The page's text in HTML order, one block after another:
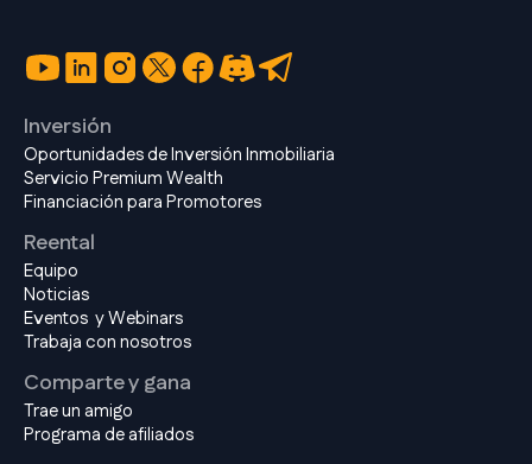
Inversión
Oportunidades de Inversión Inmobiliaria
Servicio Premium Wealth
Financiación para Promotores
Reental
Equipo
Noticias
Eventos y Webinars
Trabaja con nosotros
Comparte y gana
Trae un amigo
Programa de afiliados